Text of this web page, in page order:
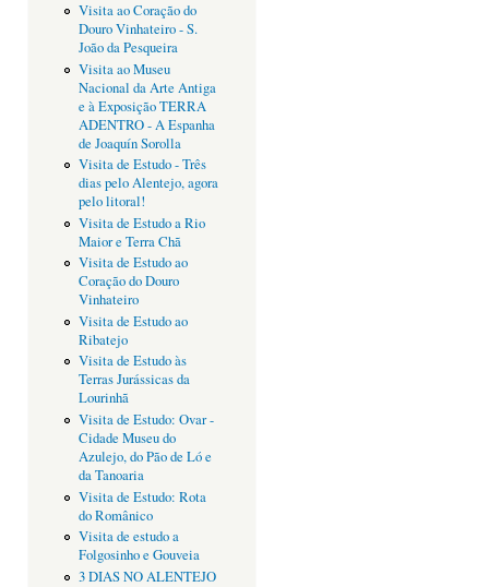
Visita ao Coração do
Douro Vinhateiro - S.
João da Pesqueira
Visita ao Museu
Nacional da Arte Antiga
e à Exposição TERRA
ADENTRO - A Espanha
de Joaquín Sorolla
Visita de Estudo - Três
dias pelo Alentejo, agora
pelo litoral!
Visita de Estudo a Rio
Maior e Terra Chã
Visita de Estudo ao
Coração do Douro
Vinhateiro
Visita de Estudo ao
Ribatejo
Visita de Estudo às
Terras Jurássicas da
Lourinhã
Visita de Estudo: Ovar -
Cidade Museu do
Azulejo, do Pão de Ló e
da Tanoaria
Visita de Estudo: Rota
do Românico
Visita de estudo a
Folgosinho e Gouveia
3 DIAS NO ALENTEJO